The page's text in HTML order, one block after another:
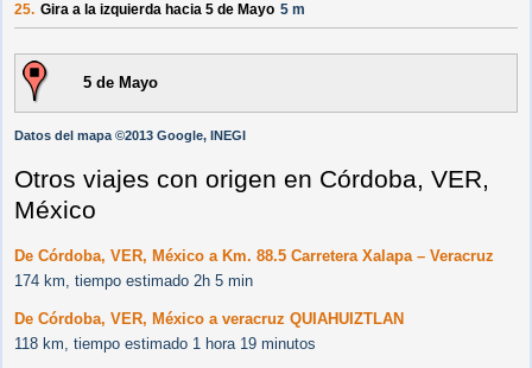
25. Gira a la izquierda hacia 5 de Mayo 5 m
5 de Mayo
Datos del mapa ©2013 Google, INEGI
Otros viajes con origen en Córdoba, VER,
México
De Córdoba, VER, México a Km. 88.5 Carretera Xalapa – Veracruz
174 km, tiempo estimado 2h 5 min
De Córdoba, VER, México a veracruz QUIAHUIZTLAN
118 km, tiempo estimado 1 hora 19 minutos